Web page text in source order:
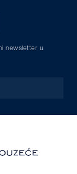
newsletter u